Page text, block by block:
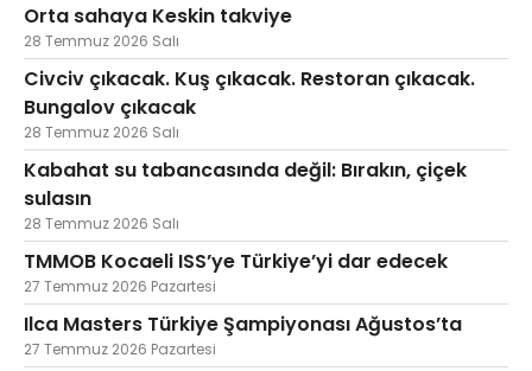
Orta sahaya Keskin takviye
28 Temmuz 2026 Salı
Civciv çıkacak. Kuş çıkacak. Restoran çıkacak.
Bungalov çıkacak
28 Temmuz 2026 Salı
Kabahat su tabancasında değil: Bırakın, çiçek
sulasın
28 Temmuz 2026 Salı
TMMOB Kocaeli ISS’ye Türkiye’yi dar edecek
27 Temmuz 2026 Pazartesi
Ilca Masters Türkiye Şampiyonası Ağustos’ta
27 Temmuz 2026 Pazartesi